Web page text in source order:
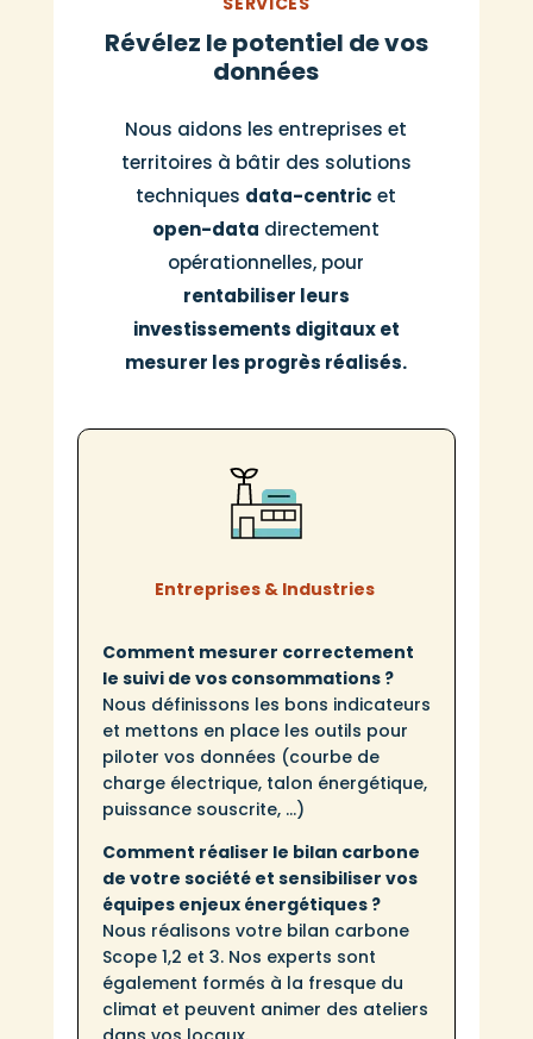
Révélez le potentiel de vos
données
Nous aidons les entreprises et
territoires à bâtir des solutions
techniques data-centric et
open-data directement
opérationnelles, pour
rentabiliser leurs
investissements digitaux et
mesurer les progrès réalisés.
Entreprises & Industries
Comment mesurer correctement
le suivi de vos consommations ?
Nous définissons les bons indicateurs
et mettons en place les outils pour
piloter vos données (courbe de
charge électrique, talon énergétique,
puissance souscrite, …)
Comment réaliser le bilan carbone
de votre société et sensibiliser vos
équipes enjeux énergétiques ?
Nous réalisons votre bilan carbone
Scope 1,2 et 3. Nos experts sont
également formés à la fresque du
climat et peuvent animer des ateliers